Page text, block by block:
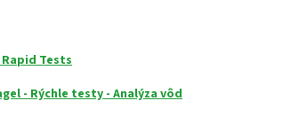
Tests
- Rýchle testy - Analýza vôd